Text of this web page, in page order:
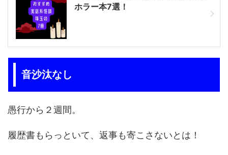
ホラー本7選！
音沙汰なし
愚行から２週間。
履歴書もらっといて、返事も寄こさないとは！